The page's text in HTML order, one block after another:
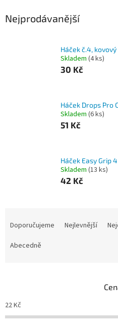
Nejprodávanější
Háček č.4,
Skladem (4 ks)
30 Kč
Háček Drops Pro
Skladem (6 ks)
51 Kč
Háček Easy Grip
Skladem (13 ks)
42 Kč
o
d
Doporučujeme Nejlevnější
Abecedně
22Kč